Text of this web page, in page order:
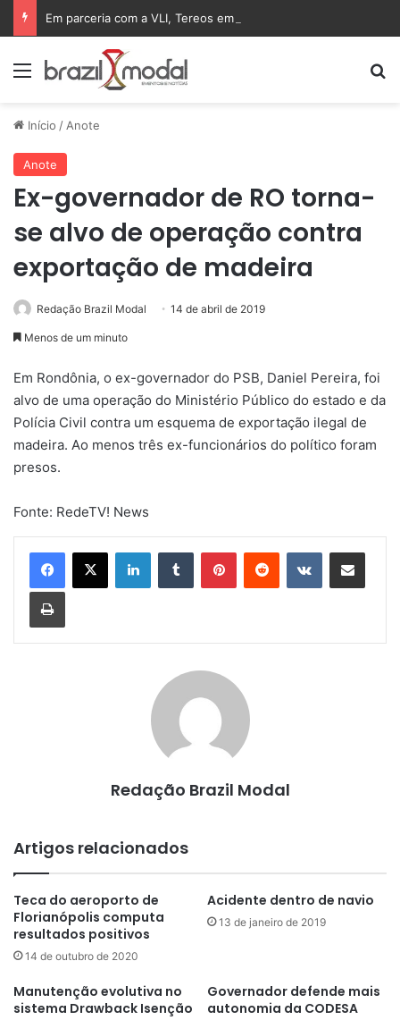
Menu
Início /Anote
Anote
Ex-governador de RO torna-
se alvo de operação contra
exportação de madeira
Redação Brazil Modal 14 de abril de 2019
Menos de um minuto
Em Rondônia, o ex-governador do PSB, Daniel Pereira, foi
alvo de uma operação do Ministério Público do estado e da
Polícia Civil contra um esquema de exportação ilegal de
madeira. Ao menos três ex-funcionários do político foram
presos.
Fonte: RedeTV! News
LinkedinTumblr PinterestReddit VK Compartilhar via e-mail
Imprimir
Redação Brazil Modal
Artigos relacionados
Teca do aeroporto de
Florianópolis computa
resultados positivos
14 de outubro de 2020
Acidente dentro de navio
13 de janeiro de 2019
Manutenção evolutiva no
sistema Drawback Isenção
Governador defende mais
autonomia da CODESA